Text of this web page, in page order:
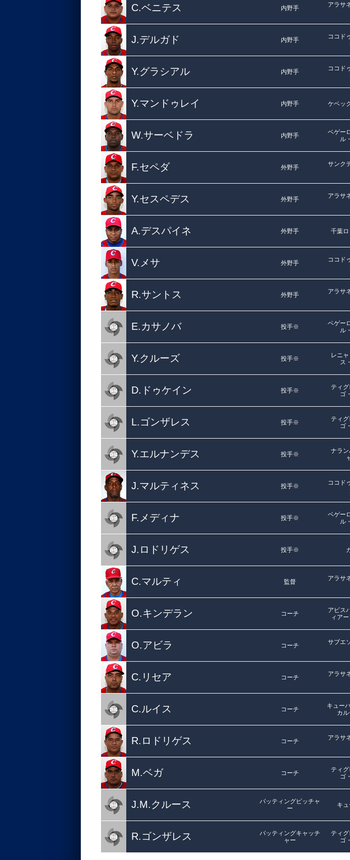
C.ベニテス 内野手
アラサ
J.デルガド 内野手
ココド
Y.グラシアル 内野手
ココド
Y.マンドゥレイ 内野手 ケベッ
W.サーベドラ 内野手
ベゲー
ル
F.セペダ 外野手
サンク
Y.セスペデス 外野手
アラサ
A.デスパイネ 外野手 千葉
V.メサ 外野手
ココド
R.サントス 外野手
アラサ
E.カサノバ 投手※
ベゲー
ル
Y.クルーズ 投手※
レニ
ス
D.ドゥケイン 投手※
ティ
ゴ
L.ゴンザレス 投手※
ティ
ゴ
Y.エルナンデス 投手※
ナラ
J.マルティネス 投手※
ココド
F.メディナ 投手※
ベゲー
ル
J.ロドリゲス 投手※
C.マルティ 監督
アラサ
O.キンデラン コーチ
アビス
ィア
O.アビラ コーチ
サブエ
C.リセア コーチ
アラサ
C.ルイス コーチ
キュー
カ
R.ロドリゲス コーチ
アラサ
M.ベガ コーチ
ティ
ゴ
J.M.クルース
バッティングピッチャ
ー
キ
R.ゴンザレス
バッティングキャッチ
ャー
ティ
ゴ